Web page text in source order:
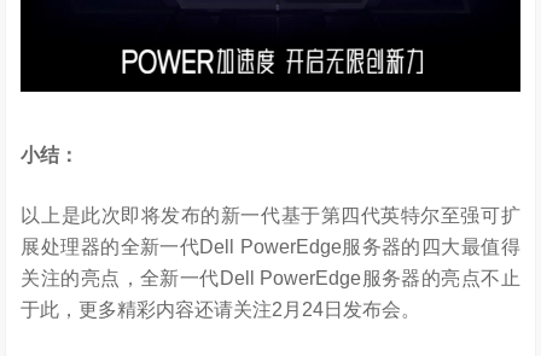
小结：
以上是此次即将发布的新一代基于第四代英特尔至强可扩
展处理器的全新一代Dell PowerEdge服务器的四大最值得
关注的亮点，全新一代Dell PowerEdge服务器的亮点不止
于此，更多精彩内容还请关注2月24日发布会。